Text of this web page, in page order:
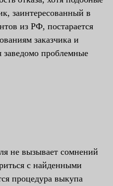
заинтересованный в
из РФ, постарается
заказчика и
заведомо проблемные
не вызывает сомнений
с найденными
процедура выкупа